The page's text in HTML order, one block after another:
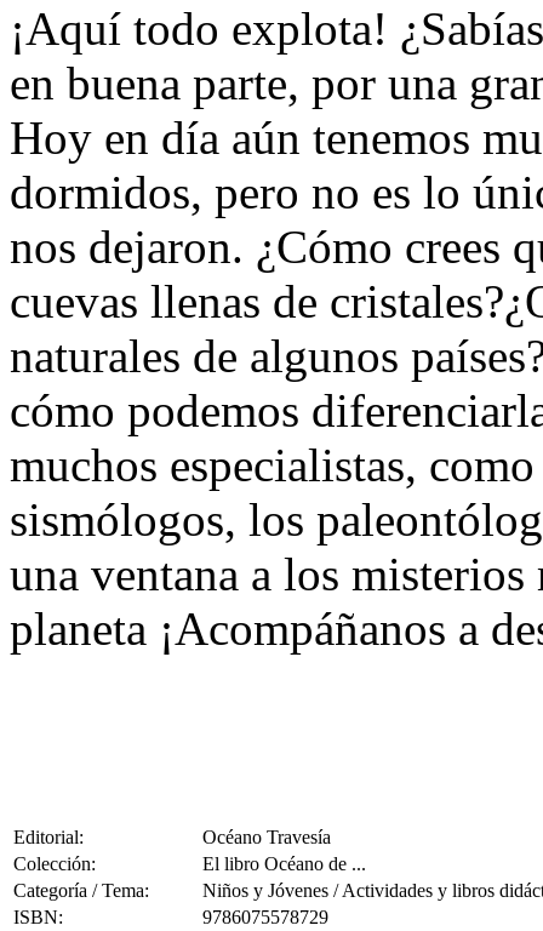
¡Aquí todo explota!
en buena parte, por una
Hoy en día aún tenemos
dormidos, pero no es lo
nos dejaron. ¿Cómo crees
cuevas llenas de
naturales de algunos
cómo podemos
muchos especialistas,
sismólogos, los
una ventana a los misterios
planeta ¡Acompáñanos a
Editorial:
Océano Travesía
Colección:
El libro Océano de ...
Categoría / Tema:
Niños y Jóvenes / Actividades y libros
ISBN:
9786075578729